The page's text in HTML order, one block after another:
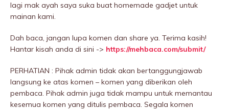
lagi mak ayah saya suka buat homemade gadjet untuk
mainan kami.
Dah baca, jangan lupa komen dan share ya. Terima kasih!
Hantar kisah anda di sini -> https://mehbaca.com/submit/
PERHATIAN : Pihak admin tidak akan bertanggungjawab
langsung ke atas komen – komen yang diberikan oleh
pembaca. Pihak admin juga tidak mampu untuk memantau
kesemua komen yang ditulis pembaca. Segala komen